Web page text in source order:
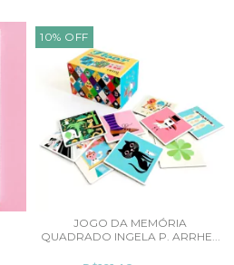
10% OFF
JOGO DA MEMÓRIA
QUADRADO INGELA P. ARRHE...